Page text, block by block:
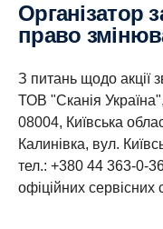
Організатор залишає за собою
право
З питань щодо акції
ТОВ "Сканія Україна",
08004, Київська
Калинівка, вул.
тел.: +380 44 363-0-
офіційних сервісних